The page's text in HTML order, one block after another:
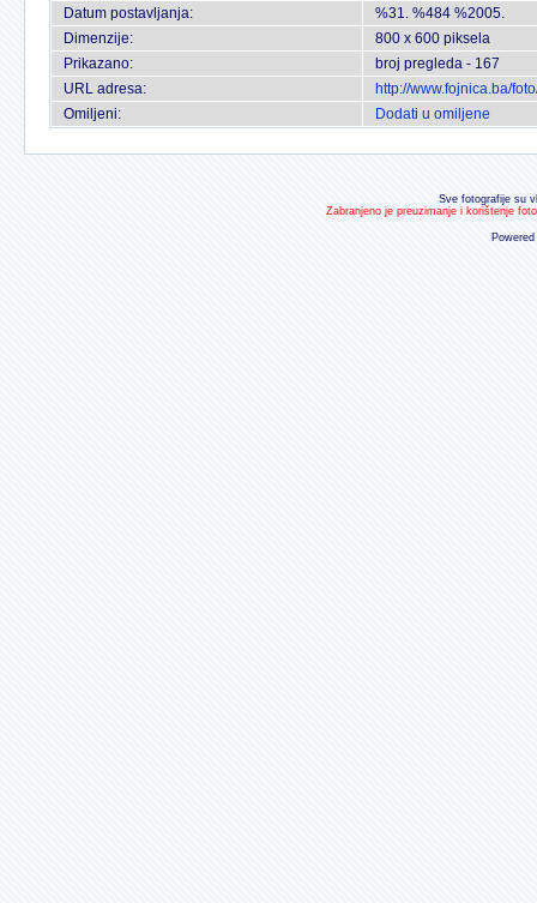
Datum postavljanja:
%31. %484 %2005.
Dimenzije:
800 x 600 piksela
Prikazano:
broj pregleda - 167
URL adresa:
http://www.fojnica.ba/
Omiljeni:
Dodati u omiljene
Sve fotografije su
Zabranjeno je preuzimanje i korištenje